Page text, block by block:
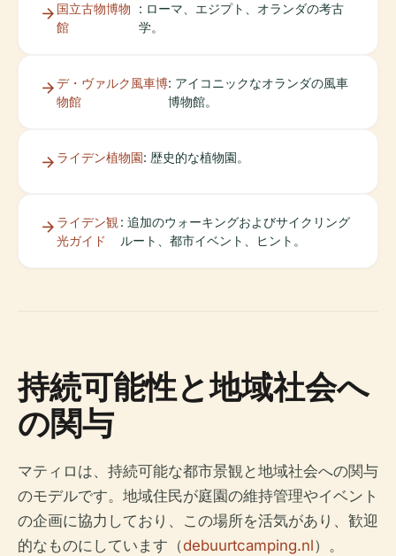
国立古物博物
館
: ローマ、エジプト、オランダの考古
学。
デ・ヴァルク風車博
物館
: アイコニックなオランダの風車
博物館。
ライデン植物園: 歴史的な植物園。
ライデン観
光ガイド
: 追加のウォーキングおよびサイクリング
ルート、都市イベント、ヒント。
持続可能性と地域社会へ
の関与
マティロは、持続可能な都市景観と地域社会への関与
のモデルです。地域住民が庭園の維持管理やイベント
の企画に協力しており、この場所を活気があり、歓迎
的なものにしています（debuurtcamping.nl）。